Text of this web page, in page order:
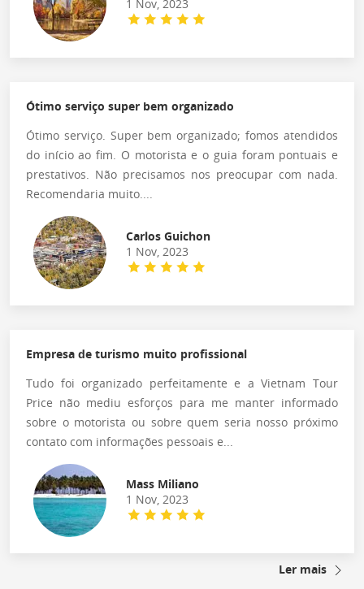
1 Nov, 2023
Ótimo serviço super bem organizado
Ótimo serviço. Super bem organizado; fomos atendidos
do início ao fim. O motorista e o guia foram pontuais e
prestativos. Não precisamos nos preocupar com nada.
Recomendaria muito....
Carlos Guichon
1 Nov, 2023
Empresa de turismo muito profissional
Tudo foi organizado perfeitamente e a Vietnam Tour
Price não mediu esforços para me manter informado
sobre o motorista ou sobre quem seria nosso próximo
contato com informações pessoais e...
Mass Miliano
1 Nov, 2023
Ler mais